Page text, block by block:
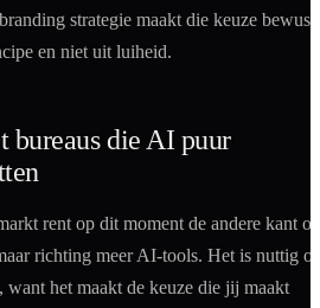
strategie maakt die keuze bewust
en niet uit luiheid.
bureaus die AI puur
rent op dit moment de andere kant
richting meer AI-tools. Het is nuttig
want het maakt de keuze die jij maakt